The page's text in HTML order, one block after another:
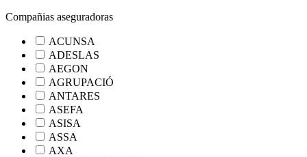
Compañias aseguradoras
ACUNSA
ADESLAS
AEGON
AGRUPACIÓ
ANTARES
ASEFA
ASISA
ASSA
AXA